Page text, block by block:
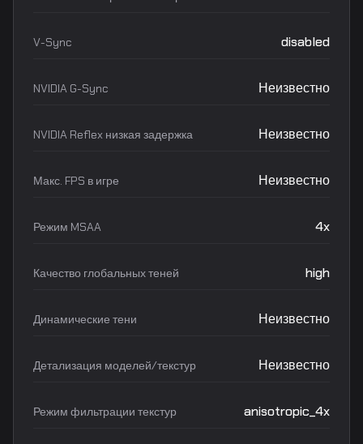
V-Sync disabled
NVIDIA G-Sync Неизвестно
NVIDIA Reflex низкая задержка Неизвестно
Макс. FPS в игре Неизвестно
Режим MSAA 4x
Качество глобальных теней high
Динамические тени Неизвестно
Детализация моделей/текстур Неизвестно
Режим фильтрации текстур anisotropic_4x